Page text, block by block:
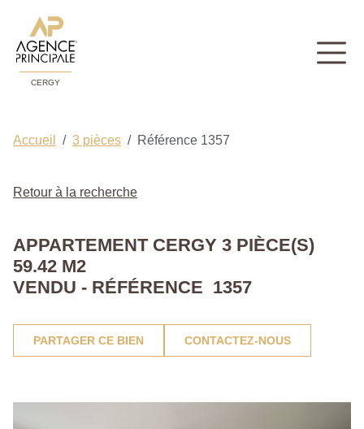
CERGY
Accueil 3 pièces Référence 1357
Retour à la recherche
APPARTEMENT CERGY 3 PIÈCE(S)
59.42 M2
VENDU - RÉFÉRENCE 1357
PARTAGER CE BIEN CONTACTEZ-NOUS